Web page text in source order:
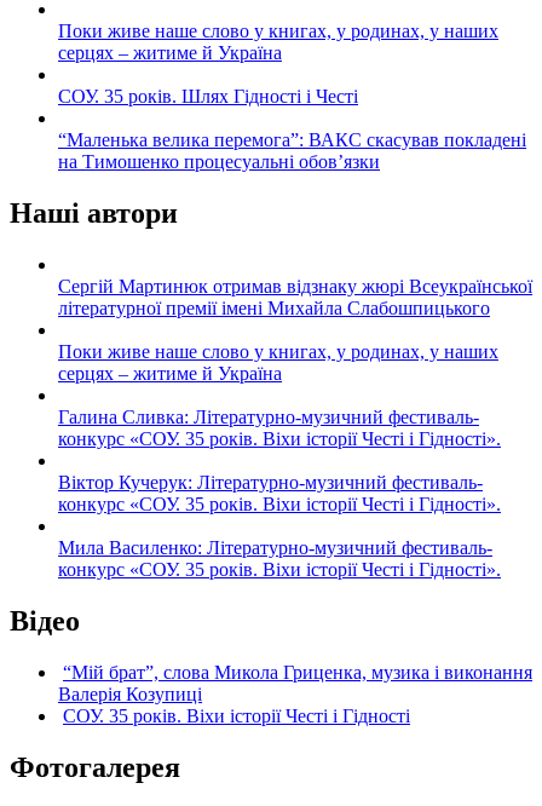
Поки живе наше слово у книгах, у родинах, у наших
серцях – житиме й Україна
СОУ. 35 років. Шлях Гідності і Честі
“Маленька велика перемога”: ВАКС скасував покладені
на Тимошенко процесуальні обов’язки
Наші автори
Сергій Мартинюк отримав відзнаку жюрі Всеукраїнської
літературної премії імені Михайла Слабошпицького
Поки живе наше слово у книгах, у родинах, у наших
серцях – житиме й Україна
Галина Сливка: Літературно-музичний фестиваль-
конкурс «СОУ. 35 років. Віхи історії Честі і Гідності».
Віктор Кучерук: Літературно-музичний фестиваль-
конкурс «СОУ. 35 років. Віхи історії Честі і Гідності».
Мила Василенко: Літературно-музичний фестиваль-
конкурс «СОУ. 35 років. Віхи історії Честі і Гідності».
Відео
“Мій брат”, слова Микола Гриценка, музика і виконання
Валерія Козупиці
СОУ. 35 років. Віхи історії Честі і Гідності
Фотогалерея